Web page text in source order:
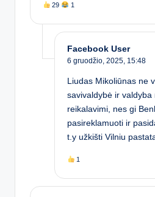
29 1
Facebook User
6 gruodžio, 2025, 15:48
Liudas Mikoliūnas ne
savivaldybė ir valdyba
reikalavimi, nes gi
pasireklamuoti ir
t.y užkišti Vilniu
1